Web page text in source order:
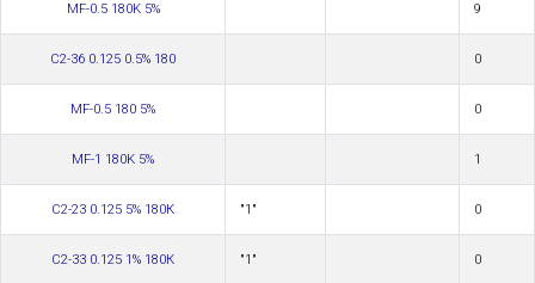
MF-0.5 180K 5% 9
С2-36 0.125 0.5% 180 0
MF-0.5 180 5% 0
MF-1 180K 5% 1
С2-23 0.125 5% 180К "1" 0
С2-33 0.125 1% 180К "1" 0